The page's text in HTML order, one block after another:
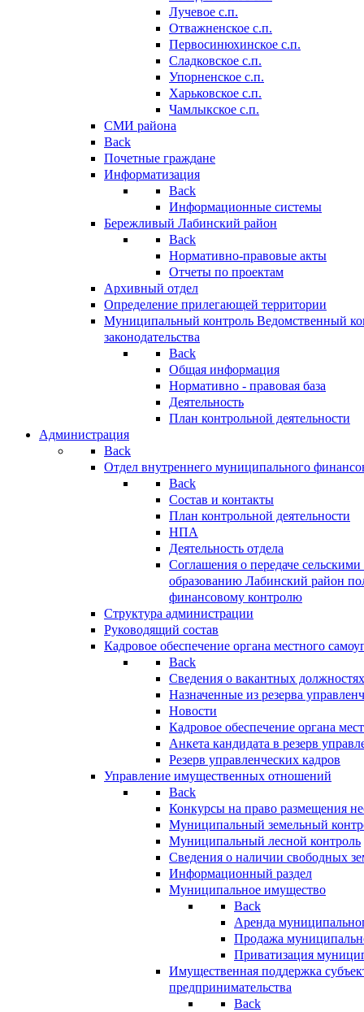
Лучевое с.п.
Отважненское с.п.
Первосинюхинское с.п.
Сладковское с.п.
Упорненское с.п.
Харьковское с.п.
Чамлыкское с.п.
СМИ района
Back
Почетные граждане
Информатизация
Back
Информационные системы
Бережливый Лабинский район
Back
Нормативно-правовые акты
Отчеты по проектам
Архивный отдел
Определение прилегающей территории
Муниципальный контроль Ведомственный
законодательства
Back
Общая информация
Нормативно - правовая база
Деятельность
План контрольной деятельности
Администрация
Back
Отдел внутреннего муниципального
Back
Состав и контакты
План контрольной деятельности
НПА
Деятельность отдела
Соглашения о передаче
образованию Лабинский район
финансовому контролю
Структура администрации
Руководящий состав
Кадровое обеспечение органа местного
Back
Сведения о вакантных
Назначенные из резерва
Новости
Кадровое обеспечение органа
Анкета кандидата в резерв
Резерв управленческих кадров
Управление имущественных отношений
Back
Конкурсы на право размещения
Муниципальный земельный
Муниципальный лесной контроль
Сведения о наличии свободных
Информационный раздел
Муниципальное имущество
Back
Аренда
Продажа
Приватизация
Имущественная поддержка
предпринимательства
Back